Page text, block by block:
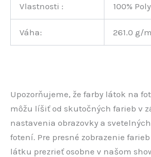
Vlastnosti : 100%
Váha: 261.0 g/
Upozorňujeme, že farby látok na
môžu líšiť od skutočných farieb v
nastavenia obrazovky a
fotení. Pre presné zobrazenie
látku prezrieť osobne v našom